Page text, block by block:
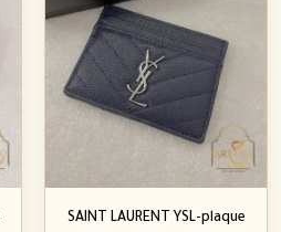
SAINT LAURENT YSL-plaque